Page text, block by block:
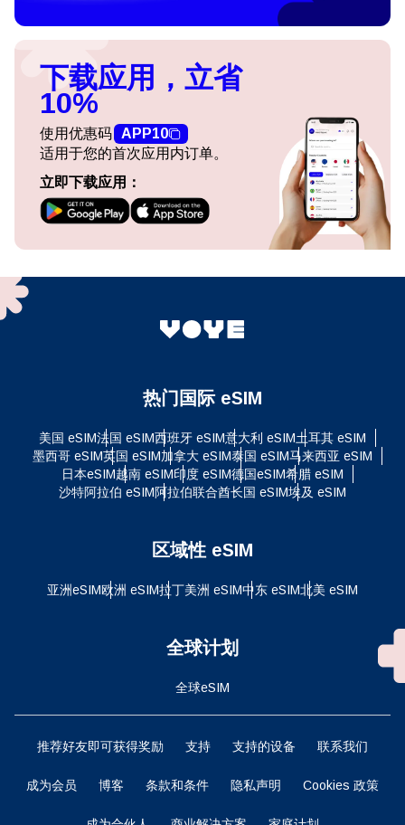
下载应用，立省
10%
使用优惠码 APP10
适用于您的首次应用内订单。
立即下载应用：
热门国际 eSIM
美国 eSIM法国 eSIM西班牙 eSIM意大利 eSIM土耳其 eSIM
墨西哥 eSIM英国 eSIM加拿大 eSIM泰国 eSIM马来西亚 eSIM
日本eSIM越南 eSIM印度 eSIM德国eSIM希腊 eSIM
沙特阿拉伯 eSIM阿拉伯联合酋长国 eSIM埃及 eSIM
区域性 eSIM
亚洲eSIM欧洲 eSIM拉丁美洲 eSIM中东 eSIM北美 eSIM
全球计划
全球eSIM
推荐好友即可获得奖励 支持 支持的设备 联系我们
成为会员 博客 条款和条件 隐私声明 Cookies 政策